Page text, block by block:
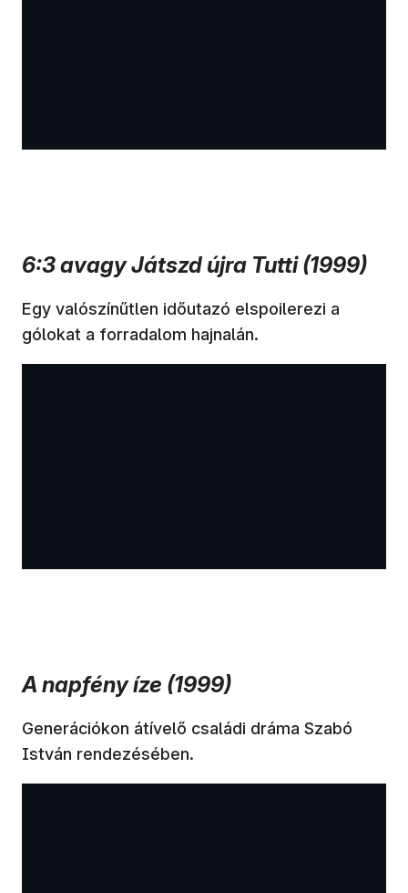
6:3 avagy Játszd újra Tutti (1999)
Egy valószínűtlen időutazó elspoilerezi a
gólokat a forradalom hajnalán.
A napfény íze (1999)
Generációkon átívelő családi dráma Szabó
István rendezésében.